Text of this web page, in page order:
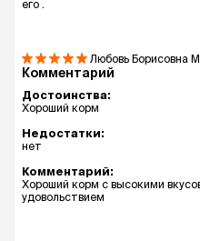
его .
Любовь Борисовна М.
Комментарий
Достоинства:
Хороший корм
Недостатки:
нет
Комментарий:
Хороший корм с высокими
удовольствием